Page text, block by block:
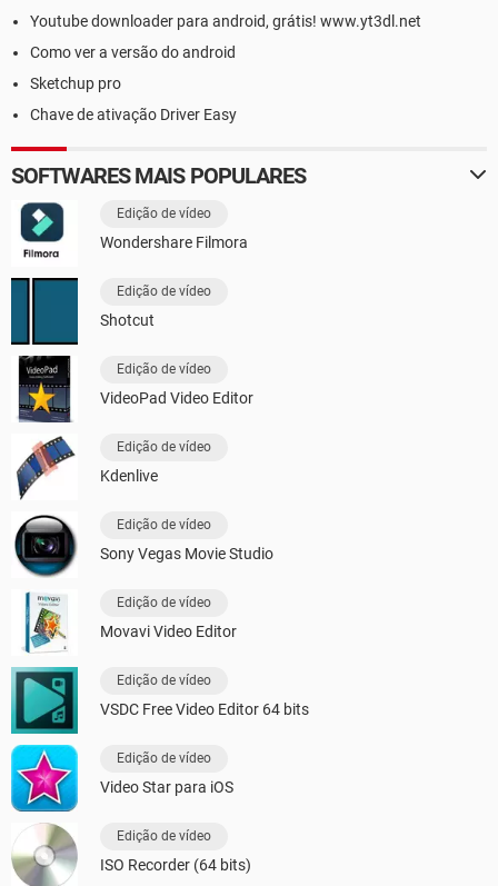
Youtube downloader para android, grátis! www.yt3dl.net
Como ver a versão do android
Sketchup pro
Chave de ativação Driver Easy
SOFTWARES MAIS POPULARES
Edição de vídeo
Wondershare Filmora
Edição de vídeo
Shotcut
Edição de vídeo
VideoPad Video Editor
Edição de vídeo
Kdenlive
Edição de vídeo
Sony Vegas Movie Studio
Edição de vídeo
Movavi Video Editor
Edição de vídeo
VSDC Free Video Editor 64 bits
Edição de vídeo
Video Star para iOS
Edição de vídeo
ISO Recorder (64 bits)